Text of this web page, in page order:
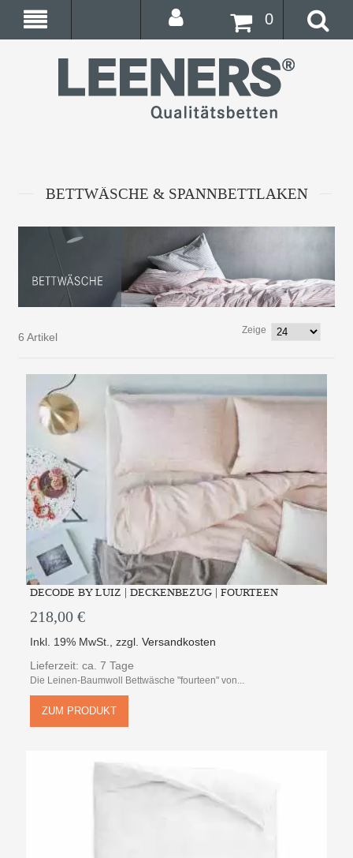
0
BETTWÄSCHE & SPANNBETTLAKEN
6 Artikel
Zeige
DECODE BY LUIZ | DECKENBEZUG | FOURTEEN
218,00 €
Inkl. 19% MwSt. ,zzgl.Versandkosten
Lieferzeit: ca. 7 Tage
Die Leinen-Baumwoll Bettwäsche "fourteen" von...
ZUM PRODUKT